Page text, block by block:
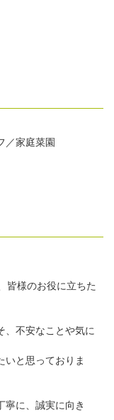
／家庭菜園
様のお役に立ちた
不安なことや気に
と思っておりま
に、誠実に向き